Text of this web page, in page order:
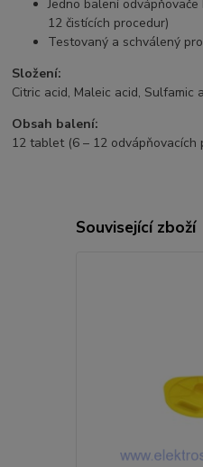
Jedno balení
12 čistících procedur)
Testovaný a schválený
Složení:
Citric acid, Maleic acid, Sulfamic
Obsah balení:
12 tablet (6 – 12 odvápňovacích
Související zboží